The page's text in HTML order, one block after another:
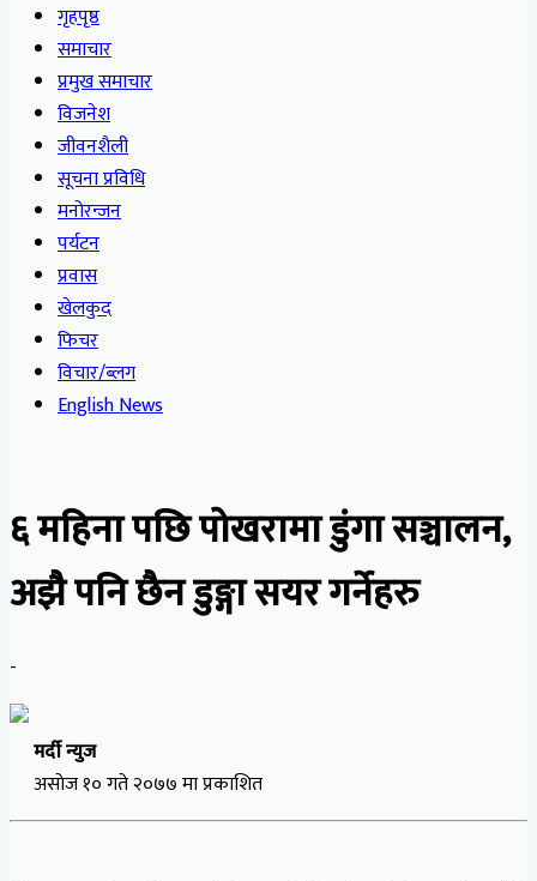
गृहपृष्ठ
समाचार
प्रमुख समाचार
विजनेश
जीवनशैली
सूचना प्रविधि
मनोरन्जन
पर्यटन
प्रवास
खेलकुद
फिचर
विचार/ब्लग
English News
६ महिना पछि पोखरामा डुंगा सञ्चालन,
अझै पनि छैन डुङ्गा सयर गर्नेहरु
-
मर्दी न्युज
असाेज १० गते २०७७ मा प्रकाशित